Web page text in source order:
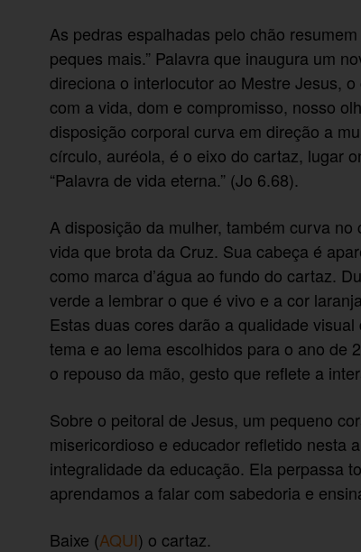
As pedras espalhadas pelo chão
peques mais.” Palavra que inaugura um
direciona o interlocutor ao Mestre Jesus,
com a vida, dom e compromisso, nosso
disposição corporal curva em direção a
círculo, auréola, é o eixo do cartaz, lugar
“Palavra de vida eterna.” (Jo 6.68).
A disposição da mulher, também curva
vida que brota da Cruz. Sua cabeça é
como marca d’água ao fundo do cartaz.
verde a lembrar o que é vivo e a cor
Estas duas cores darão a qualidade
tema e ao lema escolhidos para o ano de
o repouso da mão, gesto que reflete a
Sobre o peitoral de Jesus, um pequeno
misericordioso e educador refletido nesta
integralidade da educação. Ela perpassa
aprendamos a falar com sabedoria e
Baixe (AQUI) o cartaz.